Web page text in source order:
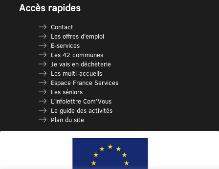
Accès rapides
Contact
Les offres d’emploi
E-services
Les 42 communes
Je vais en déchèterie
Les multi-accueils
Espace France Services
Les séniors
L’infolettre Com’Vous
Le guide des activités
Plan du site